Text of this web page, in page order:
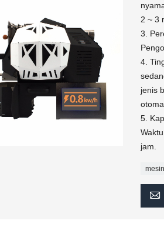
2 ~ 3
3.
4.
jenis
5.
jam.
